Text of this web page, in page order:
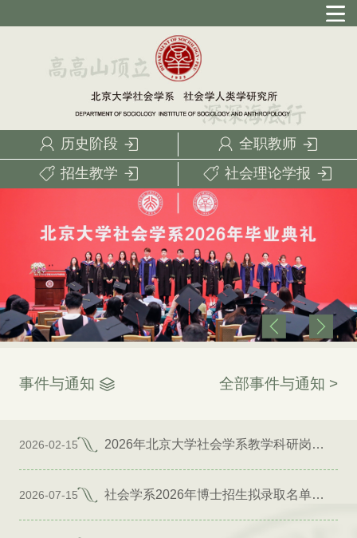
历史阶段
全职教师
招生教学
社会理论学报
事件与通知 全部事件与通知 >
2026-02-15 2026年北京大学社会学系教学科研岗位招聘启事
2026-07-15 社会学系2026年博士招生拟录取名单公示（专项）